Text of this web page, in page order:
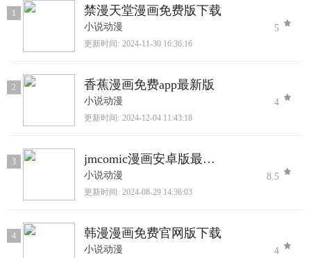
1 禁漫天堂漫画免费版下载
小说动漫 5
更新时间: 2024-11-30 16:36:16
2 香蕉漫画免费app最新版
小说动漫 4
更新时间: 2024-12-04 11:43:18
3 jmcomic漫画安卓版最新版
小说动漫 8.5
更新时间: 2024-08-29 14:36:03
4 韩漫漫画免费官网版下载
小说动漫 4